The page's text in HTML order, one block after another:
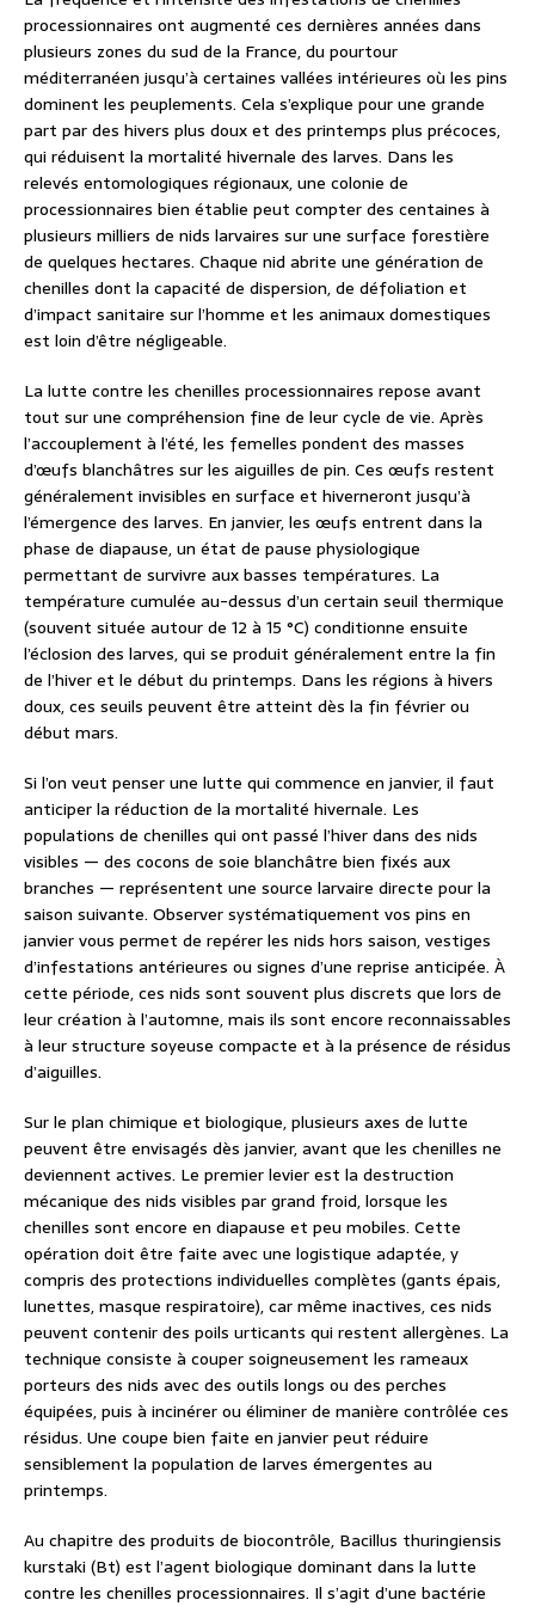
processionnaires ont augmenté ces dernières années dans
plusieurs zones du sud de la France, du pourtour
méditerranéen jusqu’à certaines vallées intérieures où les pins
dominent les peuplements. Cela s’explique pour une grande
part par des hivers plus doux et des printemps plus précoces,
qui réduisent la mortalité hivernale des larves. Dans les
relevés entomologiques régionaux, une colonie de
processionnaires bien établie peut compter des centaines à
plusieurs milliers de nids larvaires sur une surface forestière
de quelques hectares. Chaque nid abrite une génération de
chenilles dont la capacité de dispersion, de défoliation et
d’impact sanitaire sur l’homme et les animaux domestiques
est loin d’être négligeable.
La lutte contre les chenilles processionnaires repose avant
tout sur une compréhension fine de leur cycle de vie. Après
l’accouplement à l’été, les femelles pondent des masses
d’œufs blanchâtres sur les aiguilles de pin. Ces œufs restent
généralement invisibles en surface et hiverneront jusqu’à
l’émergence des larves. En janvier, les œufs entrent dans la
phase de diapause, un état de pause physiologique
permettant de survivre aux basses températures. La
température cumulée au-dessus d’un certain seuil thermique
(souvent située autour de 12 à 15 °C) conditionne ensuite
l’éclosion des larves, qui se produit généralement entre la fin
de l’hiver et le début du printemps. Dans les régions à hivers
doux, ces seuils peuvent être atteint dès la fin février ou
début mars.
Si l’on veut penser une lutte qui commence en janvier, il faut
anticiper la réduction de la mortalité hivernale. Les
populations de chenilles qui ont passé l’hiver dans des nids
visibles — des cocons de soie blanchâtre bien fixés aux
branches — représentent une source larvaire directe pour la
saison suivante. Observer systématiquement vos pins en
janvier vous permet de repérer les nids hors saison, vestiges
d’infestations antérieures ou signes d’une reprise anticipée. À
cette période, ces nids sont souvent plus discrets que lors de
leur création à l’automne, mais ils sont encore reconnaissables
à leur structure soyeuse compacte et à la présence de résidus
d’aiguilles.
Sur le plan chimique et biologique, plusieurs axes de lutte
peuvent être envisagés dès janvier, avant que les chenilles ne
deviennent actives. Le premier levier est la destruction
mécanique des nids visibles par grand froid, lorsque les
chenilles sont encore en diapause et peu mobiles. Cette
opération doit être faite avec une logistique adaptée, y
compris des protections individuelles complètes (gants épais,
lunettes, masque respiratoire), car même inactives, ces nids
peuvent contenir des poils urticants qui restent allergènes. La
technique consiste à couper soigneusement les rameaux
porteurs des nids avec des outils longs ou des perches
équipées, puis à incinérer ou éliminer de manière contrôlée ces
résidus. Une coupe bien faite en janvier peut réduire
sensiblement la population de larves émergentes au
printemps.
Au chapitre des produits de biocontrôle, Bacillus thuringiensis
kurstaki (Bt) est l’agent biologique dominant dans la lutte
contre les chenilles processionnaires. Il s’agit d’une bactérie